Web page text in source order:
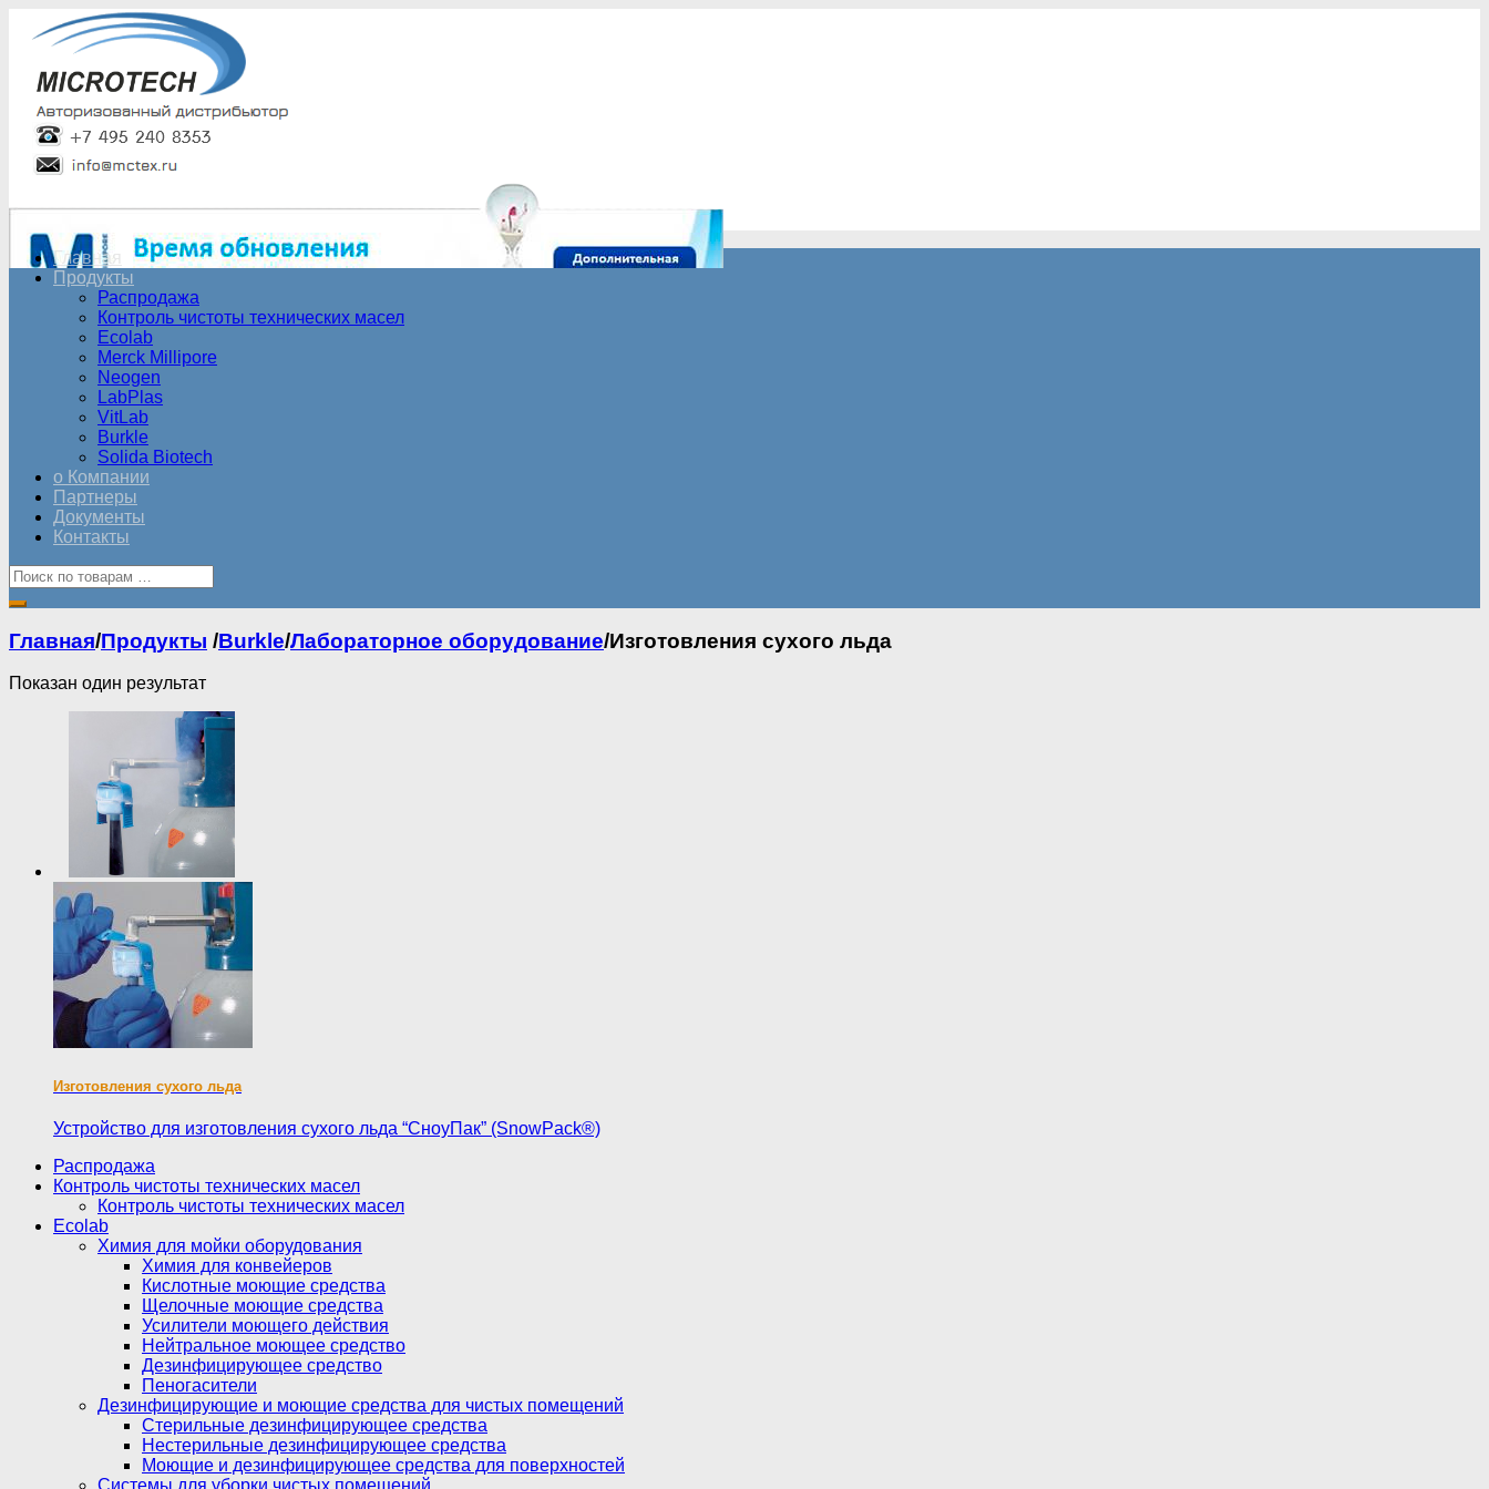
Главная
Продукты
Распродажа
Контроль чистоты технических масел
Ecolab
Merck Millipore
Neogen
LabPlas
VitLab
Burkle
Solida Biotech
о Компании
Партнеры
Документы
Контакты
Главная/Продукты /Burkle/Лабораторное оборудование/Изготовления сухого льда
Показан один результат
Изготовления сухого льда
Устройство для изготовления сухого льда “СноуПак” (SnowPack®)
Распродажа
Контроль чистоты технических масел
Контроль чистоты технических масел
Ecolab
Химия для мойки оборудования
Химия для конвейеров
Кислотные моющие средства
Щелочные моющие средства
Усилители моющего действия
Нейтральное моющее средство
Дезинфицирующее средство
Пеногасители
Дезинфицирующие и моющие средства для чистых помещений
Стерильные дезинфицирующее средства
Нестерильные дезинфицирующее средства
Моющие и дезинфицирующее средства для поверхностей
Системы для уборки чистых помещений